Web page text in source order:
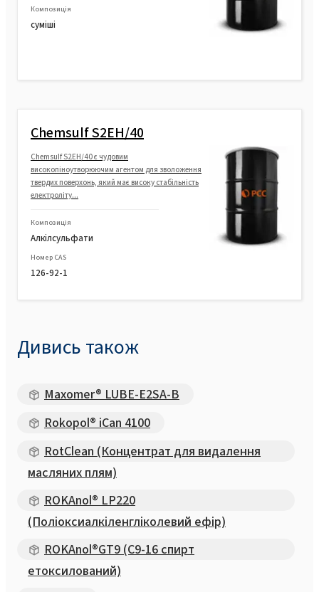
Композиція
суміші
Chemsulf S2EH/40
Chemsulf S2EH/40 є чудовим
високопіноутворюючим агентом для зволоження
твердих поверхонь, який має високу стабільність
електроліту...
Композиція
Алкілсульфати
Номер CAS
126-92-1
Дивись також
Maxomer® LUBE-E2SA-B
Rokopol® iCan 4100
RotClean (Концентрат для видалення
масляних плям)
ROKAnol® LP220
(Поліоксиалкіленгліколевий ефір)
ROKAnol®GT9 (C9-16 спирт
етоксилований)